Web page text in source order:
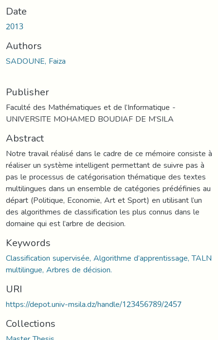
Date
2013
Authors
SADOUNE, Faiza
Publisher
Faculté des Mathématiques et de l’Informatique -
UNIVERSITE MOHAMED BOUDIAF DE M’SILA
Abstract
Notre travail réalisé dans le cadre de ce mémoire consiste à
réaliser un système intelligent permettant de suivre pas à
pas le processus de catégorisation thématique des textes
multilingues dans un ensemble de catégories prédéfinies au
départ (Politique, Economie, Art et Sport) en utilisant l’un
des algorithmes de classification les plus connus dans le
domaine qui est l’arbre de decision.
Keywords
Classification supervisée, Algorithme d’apprentissage, TALN
multilingue, Arbres de décision.
URI
https://depot.univ-msila.dz/handle/123456789/2457
Collections